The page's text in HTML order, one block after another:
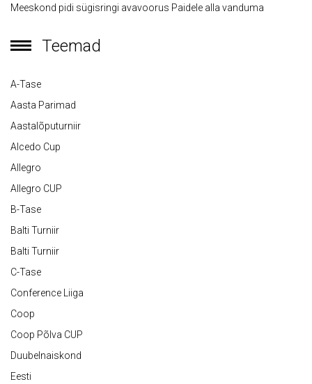
Meeskond pidi sügisringi avavoorus Paidele alla vanduma
Teemad
A-Tase
Aasta Parimad
Aastalõputurniir
Alcedo Cup
Allegro
Allegro CUP
B-Tase
Balti Turniir
Balti Turniir
C-Tase
Conference Liiga
Coop
Coop Põlva CUP
Duubelnaiskond
Eesti